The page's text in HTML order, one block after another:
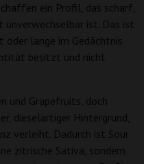
ein Profil, das scharf,
unverwechselbar ist. Das ist
oder lange im Gedächtnis
besitzt und nicht
und Grapefruits, doch
dieselartiger Hintergrund,
verleiht. Dadurch ist Sour
zitrische Sativa, sondern